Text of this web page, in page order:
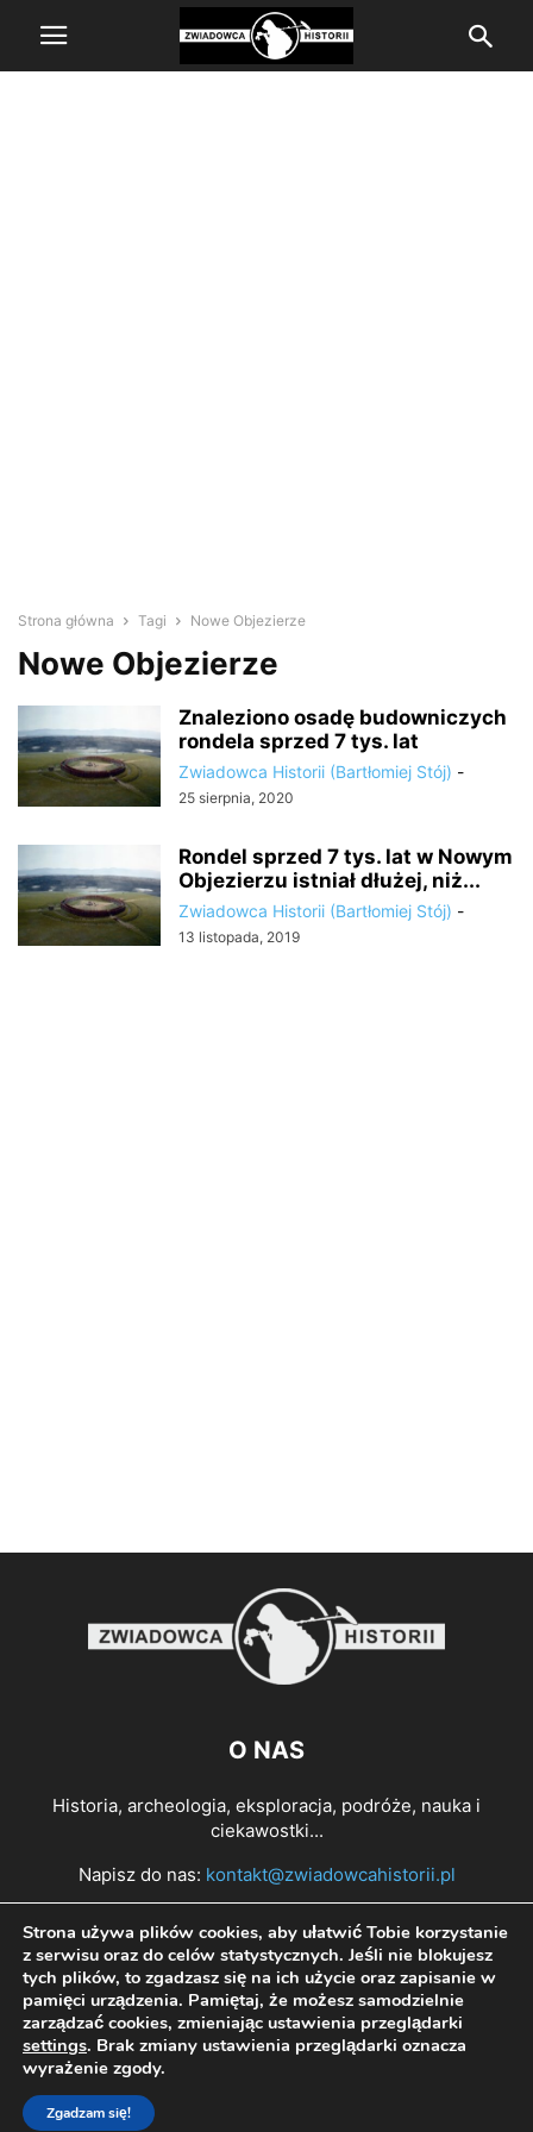
Strona główna Tagi Nowe Objezierze
Nowe Objezierze
Znaleziono osadę budowniczych
rondela sprzed 7 tys. lat
Zwiadowca Historii (Bartłomiej Stój) -
25 sierpnia, 2020
Rondel sprzed 7 tys. lat w Nowym
Objezierzu istniał dłużej, niż...
Zwiadowca Historii (Bartłomiej Stój) -
13 listopada, 2019
O NAS
Historia, archeologia, eksploracja, podróże, nauka i
ciekawostki...
Napisz do nas: kontakt@zwiadowcahistorii.pl
PODĄŻAJ ZA NAMI
© All right reserved Zwiadowca Historii 2022
Strona używa plików cookies, aby ułatwić Tobie korzystanie
z serwisu oraz do celów statystycznych. Jeśli nie blokujesz
tych plików, to zgadzasz się na ich użycie oraz zapisanie w
pamięci urządzenia. Pamiętaj, że możesz samodzielnie
zarządzać cookies, zmieniając ustawienia przeglądarki
settings. Brak zmiany ustawienia przeglądarki oznacza
wyrażenie zgody.
Zgadzam się!